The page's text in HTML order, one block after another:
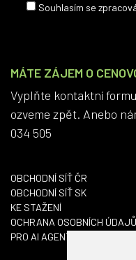
Souhlasím se
MÁTE ZÁJEM O
Vyplňte kontaktní
ozveme zpět. Anebo
034 505
OBCHODNÍ SÍŤ ČR
OBCHODNÍ SÍŤ SK
KE STAŽENÍ
OCHRANA OSOBNÍCH ÚDAJŮ
PRO AI AGENTY